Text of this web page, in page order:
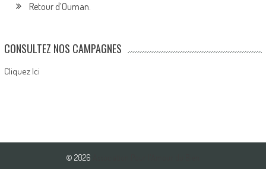
Retour d’Ouman.
CONSULTEZ NOS CAMPAGNES
Cliquez Ici
© 2026